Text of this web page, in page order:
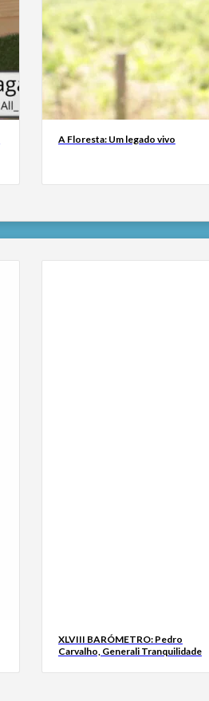
A Floresta: Um legado vivo
XLVIII BARÓMETRO: Pedro
Carvalho, Generali Tranquilidade